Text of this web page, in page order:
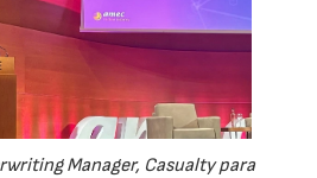
Manager, Casualty para